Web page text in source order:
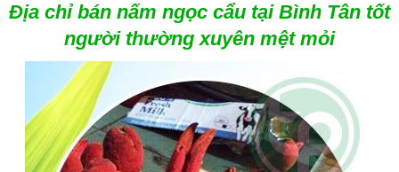
Địa chỉ bán nấm ngọc cẩu tại Bình Tân tốt
người thường xuyên mệt mỏi